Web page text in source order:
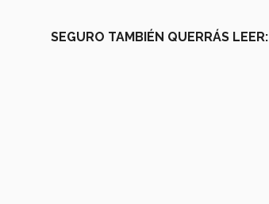
SEGURO TAMBIÉN QUERRÁS LEER: